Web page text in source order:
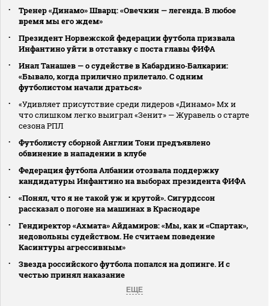
Тренер «Динамо» Шварц: «Овечкин — легенда. В любое
время мы его ждем»
Президент Норвежской федерации футбола призвала
Инфантино уйти в отставку с поста главы ФИФА
Инал Танашев — о судействе в Кабардино‑Балкарии:
«Бывало, когда прилично прилетало. С одним
футболистом начали драться»
«Удивляет присутствие среди лидеров «Динамо» Мх и
что слишком легко выиграл «Зенит» — Журавель о старте
сезона РПЛ
Футболисту сборной Англии Тони предъявлено
обвинение в нападении в клубе
Федерация футбола Албании отозвала поддержку
кандидатуры Инфантино на выборах президента ФИФА
«Понял, что я не такой уж и крутой». Сигурдссон
рассказал о погоне на машинах в Краснодаре
Гендиректор «Ахмата» Айдамиров: «Мы, как и «Спартак»,
недовольны судейством. Не считаем поведение
Касинтуры агрессивным»
Звезда российского футбола попался на допинге. И с
честью принял наказание
ЕЩЕ